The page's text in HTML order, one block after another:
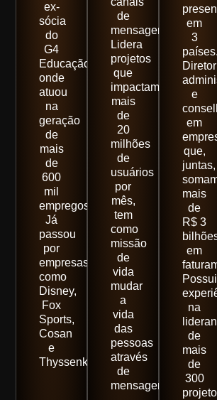
ex-
sócia
do
G4
Educação,
onde
atuou
na
geração
de
mais
de
600
mil
empregos.
Já
passou
por
empresas
como
Disney,
Fox
Sports,
Cosan
e
Thyssenkrupp.
de
mensageria.
Lidera
projetos
que
impactam
mais
de
20
milhões
de
usuários
por
mês,
tem
como
missão
de
vida
mudar
a
vida
das
pessoas
através
de
mensagens.
em
3
países.
Diretor
e
em
que,
juntas,
mais
de
R$ 3
em
Possui
na
de
mais
de
300